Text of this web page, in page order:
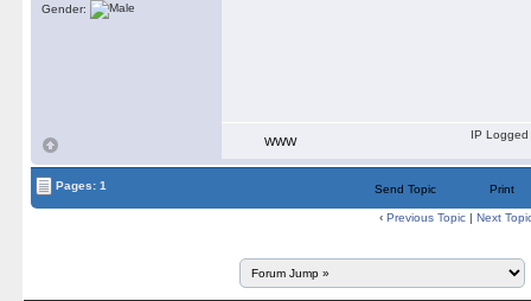
Gender:
WWW
IP Logged
Pages: 1 Send Topic Print
‹ Previous Topic | Next